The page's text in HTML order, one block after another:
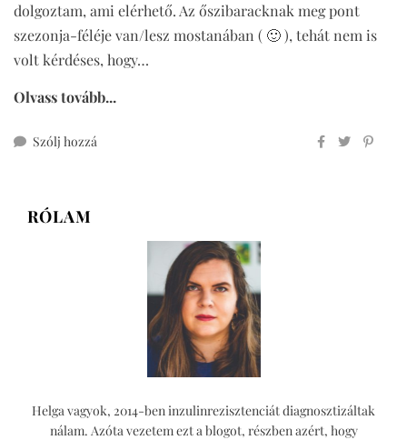
dolgoztam, ami elérhető. Az őszibaracknak meg pont
szezonja-féléje van/lesz mostanában ( 🙂 ), tehát nem is
volt kérdéses, hogy…
Olvass tovább...
Szólj hozzá
barackos
RÓLAM
Helga vagyok, 2014-ben inzulinrezisztenciát diagnosztizáltak
nálam. Azóta vezetem ezt a blogot, részben azért, hogy